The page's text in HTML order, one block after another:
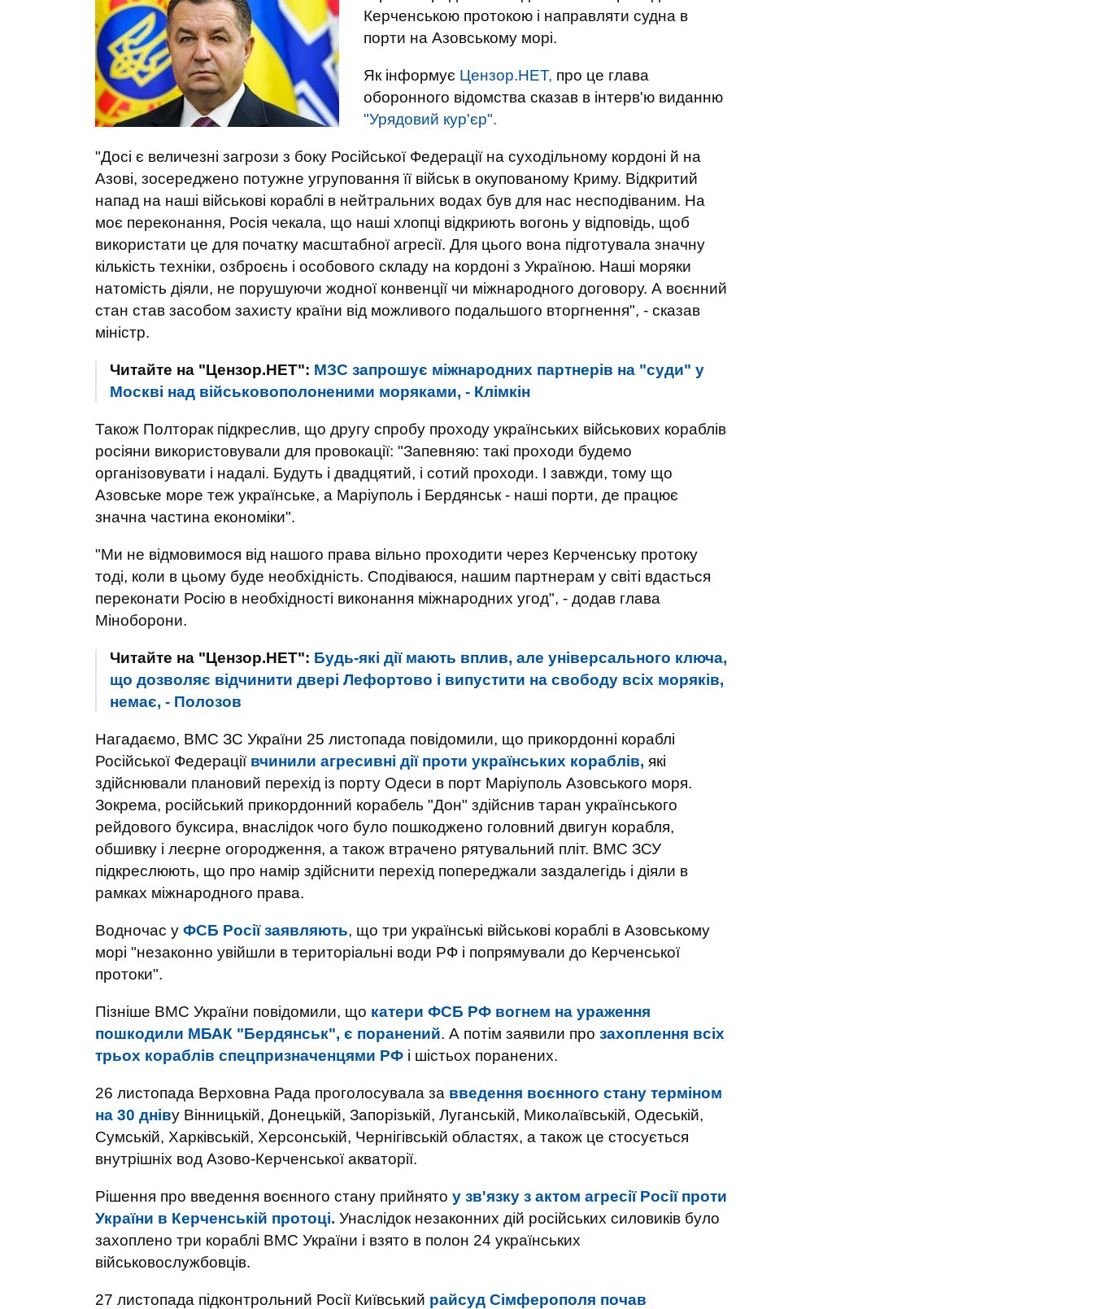
Керченською протокою і направляти судна в
порти на Азовському морі.
Як інформує Цензор.НЕТ, про це глава
оборонного відомства сказав в інтерв'ю виданню
"Урядовий кур'єр".
"Досі є величезні загрози з боку Російської Федерації на суходільному кордоні й на
Азові, зосереджено потужне угруповання її військ в окупованому Криму. Відкритий
напад на наші військові кораблі в нейтральних водах був для нас несподіваним. На
моє переконання, Росія чекала, що наші хлопці відкриють вогонь у відповідь, щоб
використати це для початку масштабної агресії. Для цього вона підготувала значну
кількість техніки, озброєнь і особового складу на кордоні з Україною. Наші моряки
натомість діяли, не порушуючи жодної конвенції чи міжнародного договору. А воєнний
стан став засобом захисту країни від можливого подальшого вторгнення", - сказав
міністр.
Читайте на "Цензор.НЕТ": МЗС запрошує міжнародних партнерів на "суди" у
Москві над військовополоненими моряками, - Клімкін
Також Полторак підкреслив, що другу спробу проходу українських військових кораблів
росіяни використовували для провокації: "Запевняю: такі проходи будемо
організовувати і надалі. Будуть і двадцятий, і сотий проходи. І завжди, тому що
Азовське море теж українське, а Маріуполь і Бердянськ - наші порти, де працює
значна частина економіки".
"Ми не відмовимося від нашого права вільно проходити через Керченську протоку
тоді, коли в цьому буде необхідність. Сподіваюся, нашим партнерам у світі вдасться
переконати Росію в необхідності виконання міжнародних угод", - додав глава
Міноборони.
Читайте на "Цензор.НЕТ": Будь-які дії мають вплив, але універсального ключа,
що дозволяє відчинити двері Лефортово і випустити на свободу всіх моряків,
немає, - Полозов
Нагадаємо, ВМС ЗС України 25 листопада повідомили, що прикордонні кораблі
Російської Федерації вчинили агресивні дії проти українських кораблів, які
здійснювали плановий перехід із порту Одеси в порт Маріуполь Азовського моря.
Зокрема, російський прикордонний корабель "Дон" здійснив таран українського
рейдового буксира, внаслідок чого було пошкоджено головний двигун корабля,
обшивку і леєрне огородження, а також втрачено рятувальний пліт. ВМС ЗСУ
підкреслюють, що про намір здійснити перехід попереджали заздалегідь і діяли в
рамках міжнародного права.
Водночас у ФСБ Росії заявляють, що три українські військові кораблі в Азовському
морі "незаконно увійшли в територіальні води РФ і попрямували до Керченської
протоки".
Пізніше ВМС України повідомили, що катери ФСБ РФ вогнем на ураження
пошкодили МБАК "Бердянськ", є поранений. А потім заявили про захоплення всіх
трьох кораблів спецпризначенцями РФ і шістьох поранених.
26 листопада Верховна Рада проголосувала за введення воєнного стану терміном
на 30 дніву Вінницькій, Донецькій, Запорізькій, Луганській, Миколаївській, Одеській,
Сумській, Харківській, Херсонській, Чернігівській областях, а також це стосується
внутрішніх вод Азово-Керченської акваторії.
Рішення про введення воєнного стану прийнято у зв'язку з актом агресії Росії проти
України в Керченській протоці. Унаслідок незаконних дій російських силовиків було
захоплено три кораблі ВМС України і взято в полон 24 українських
військовослужбовців.
27 листопада підконтрольний Росії Київський райсуд Сімферополя почав